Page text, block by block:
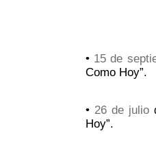
• 15 de
Como Hoy”.
• 26 de julio
Hoy”.